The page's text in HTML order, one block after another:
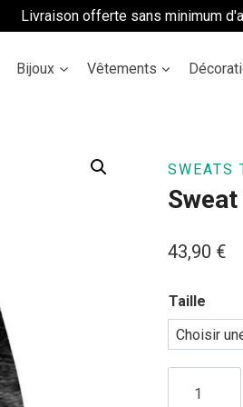
Livraison offerte sans minimum
Bijoux Vêtements
SWEATS
43,90 €
Taille